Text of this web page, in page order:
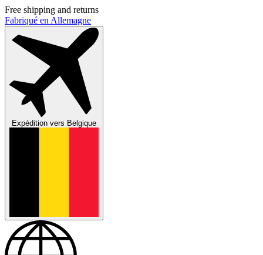
Free shipping and returns
Fabriqué en Allemagne
Expédition vers Belgique